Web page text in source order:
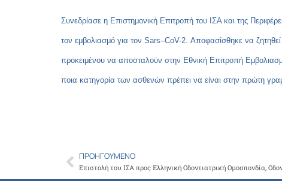
Συνεδρίασε η Επιστημονική Επιτροπή του ΙΣΑ και της
τον εμβολιασμό για τον Sars–CoV-2. Αποφασίσθηκε να
προκειμένου να αποσταλούν στην Εθνική Επιτροπή
ποια κατηγορία των ασθενών πρέπει να είναι στην πρώτη
Prev
ΠΡΟΗΓΟΎΜΕΝΟ